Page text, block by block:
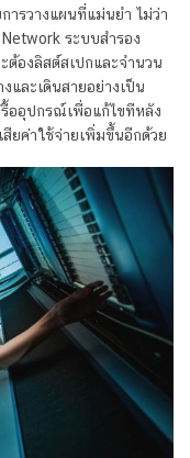
ารวางแผนที่แม่นยำ ไม่ว่า
ระบบสำรอง
ต้องลิสต์สเปกและจำนวน
และเดินสายอย่างเป็น
ออุปกรณ์เพื่อแก้ไขทีหลัง
ยค่าใช้จ่ายเพิ่มขึ้นอีกด้วย